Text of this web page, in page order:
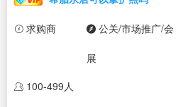
求购商 公关/市场推广/会
展
100-499人